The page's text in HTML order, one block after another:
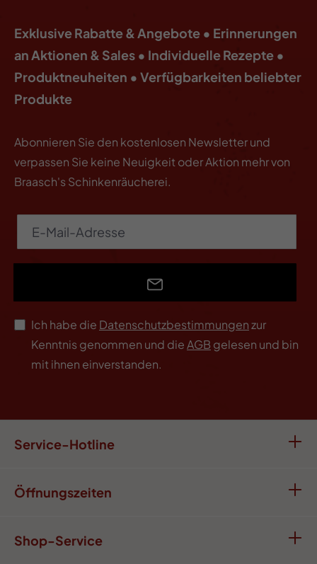
Exklusive Rabatte & Angebote • Erinnerungen
an Aktionen & Sales • Individuelle Rezepte •
Produktneuheiten • Verfügbarkeiten beliebter
Produkte
Abonnieren Sie den kostenlosen Newsletter und
verpassen Sie keine Neuigkeit oder Aktion mehr von
Braasch's Schinkenräucherei.
Ich habe die Datenschutzbestimmungenzur
Kenntnis genommen und dieAGB gelesen und bin
mit ihnen einverstanden.
Service-Hotline
Öffnungszeiten
Shop-Service